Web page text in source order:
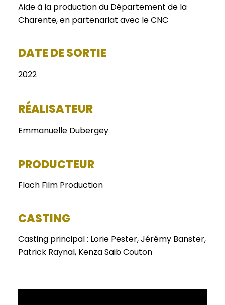
Aide à la production du Département de la
Charente, en partenariat avec le CNC
DATE DE SORTIE
2022
RÉALISATEUR
Emmanuelle Dubergey
PRODUCTEUR
Flach Film Production
CASTING
Casting principal : Lorie Pester, Jérémy Banster,
Patrick Raynal, Kenza Saib Couton